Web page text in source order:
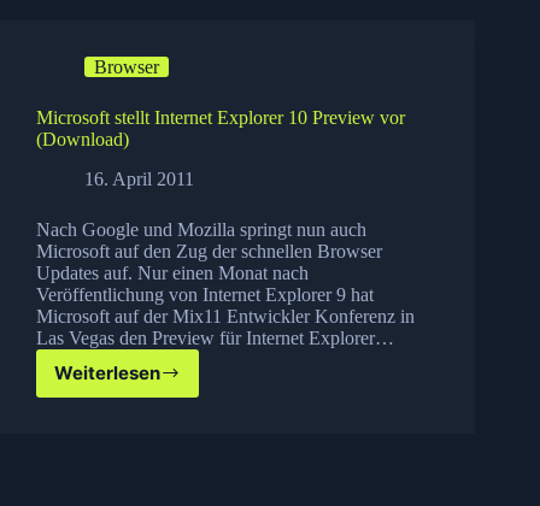
Browser
Microsoft stellt Internet Explorer 10 Preview vor
(Download)
16. April 2011
Nach Google und Mozilla springt nun auch
Microsoft auf den Zug der schnellen Browser
Updates auf. Nur einen Monat nach
Veröffentlichung von Internet Explorer 9 hat
Microsoft auf der Mix11 Entwickler Konferenz in
Las Vegas den Preview für Internet Explorer…
Weiterlesen
Microsoft